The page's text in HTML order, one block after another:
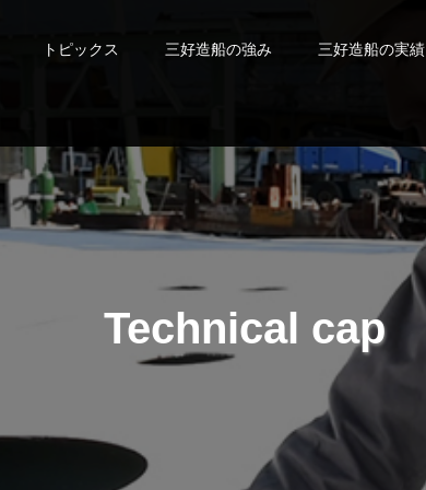
トピックス 三好造船の強み 三好造船の実績
echnical c apab i